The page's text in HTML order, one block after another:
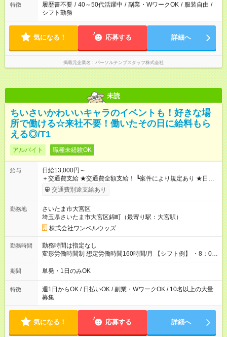
特徴 履歴書不要 / 40～50代活躍中 / 副業・WワークOK / 服装自由 /
シフト勤務
気になる！ 応募する 詳細へ
掲載元企業名 パーソルテンプスタッフ株式会社
未読
ちいさいかわいいキャラのイベントも！好きな場
所で働ける☆来社不要！働いたその日に給料もら
える◎/T1
アルバイト 職種未経験OK
給与
日給13,000円～
＋交通費支給 ★交通費全額支給！ ┗案件により規定あり ★日払
いOK！（規定あり） ┗働いたその日に現金GET♪ お仕事後はコ
ンビニATMから 日払い分を引き落とせます！ 【試用期間】試
交通費別途支給あり
勤務地
さいたま市大宮区
埼玉県さいたま市大宮区錦町（最寄り駅：大宮駅）
株式会社ワンベルウッズ
勤務時間
勤務時間は指定なし
変形労働時間制 想定労働時間160時間/月 【シフト例】 ・8：00
～21：00
期間 単発・1日のみOK
特徴
週1日からOK / 日払いOK / 副業・WワークOK / 10名以上の大量
募集
気になる！ 応募する 詳細へ